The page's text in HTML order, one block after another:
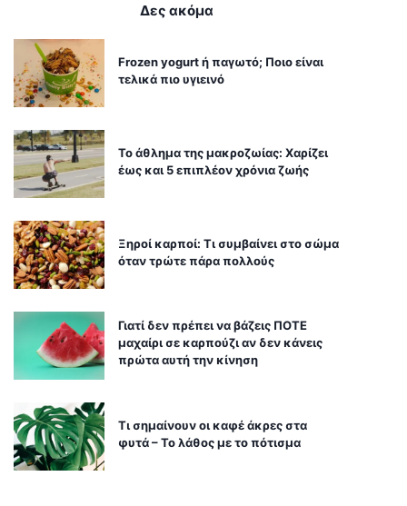
Δες ακόμα
Frozen yogurt ή παγωτό; Ποιο είναι
τελικά πιο υγιεινό
Το άθλημα της μακροζωίας: Χαρίζει
έως και 5 επιπλέον χρόνια ζωής
Ξηροί καρποί: Τι συμβαίνει στο σώμα
όταν τρώτε πάρα πολλούς
Γιατί δεν πρέπει να βάζεις ΠΟΤΕ
μαχαίρι σε καρπούζι αν δεν κάνεις
πρώτα αυτή την κίνηση
Τι σημαίνουν οι καφέ άκρες στα
φυτά – Το λάθος με το πότισμα